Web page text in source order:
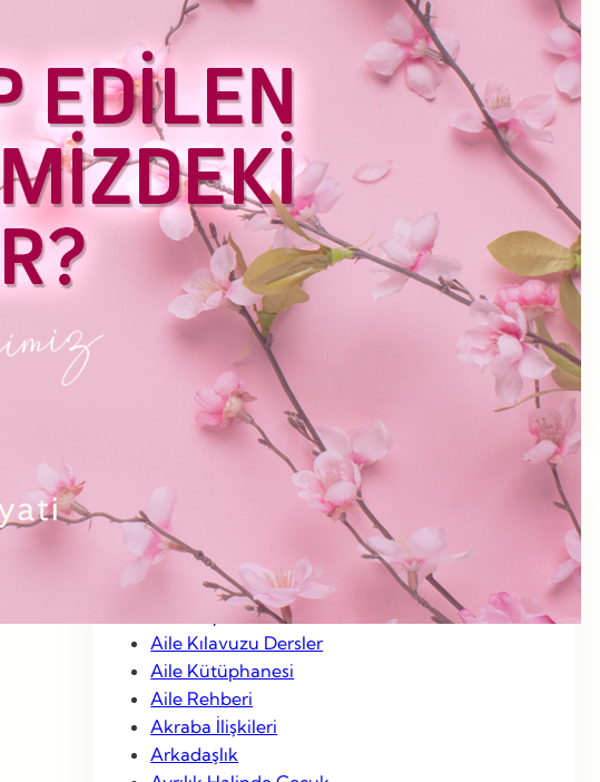
Temmuz 2014
Haziran 2014
Mayıs 2014
Nisan 2014
Mart 2014
Haziran 2013
Mayıs 2013
Nisan 2013
Mart 2013
Şubat 2013
Ocak 2013
Kasım 2012
Ocak 2012
Categories
Aile Kılavuzu Dersler
Aile Kütüphanesi
Aile Rehberi
Akraba İlişkileri
Arkadaşlık